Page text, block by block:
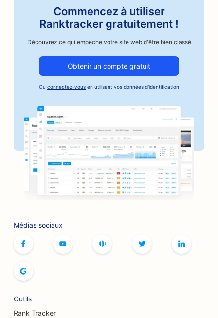
SEO pour Artisan Coffee Roasters
SEO pour les magasins de pièces détachées
SEO pour les ateliers de réparation automobile
SEO pour les ateliers de carrosserie
SEO pour les banques
SEO pour les boulangeries
SEO pour les salons de coiffure
SEO pour les barbecues
comblement
SEO pour les boulangeries
Commencez à utiliser
Ranktracker gratuitement !
Découvrez ce qui empêche votre site web d'être bien classé
Obtenir un compte gratuit
Ou connectez-vous en utilisant vos données d'identification
Médias sociaux
Outils
Rank Tracker